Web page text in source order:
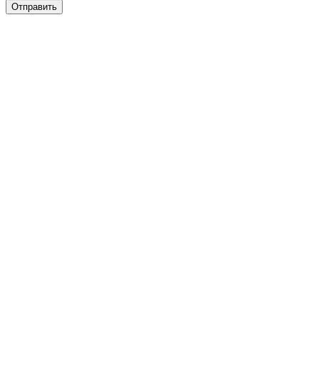
Отправить